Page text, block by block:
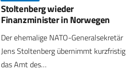
Stoltenberg wieder
Finanzminister in Norwegen
Der ehemalige NATO-Generalsekretär
Jens Stoltenberg übernimmt kurzfristig
das Amt des…